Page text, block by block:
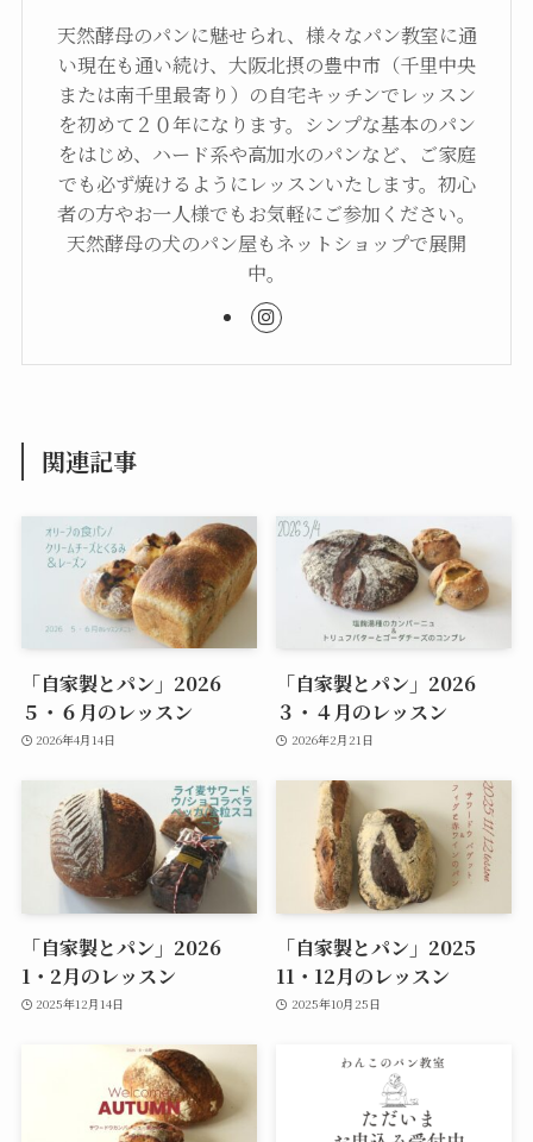
天然酵母のパンに魅せられ、様々なパン教室に通
い現在も通い続け、大阪北摂の豊中市（千里中央
または南千里最寄り）の自宅キッチンでレッスン
を初めて２０年になります。シンプな基本のパン
をはじめ、ハード系や高加水のパンなど、ご家庭
でも必ず焼けるようにレッスンいたします。初心
者の方やお一人様でもお気軽にご参加ください。
天然酵母の犬のパン屋もネットショップで展開
中。
関連記事
「自家製とパン」2026
５・６月のレッスン
2026年4月14日
「自家製とパン」2026
３・４月のレッスン
2026年2月21日
「自家製とパン」2026
1・2月のレッスン
2025年12月14日
「自家製とパン」2025
11・12月のレッスン
2025年10月25日